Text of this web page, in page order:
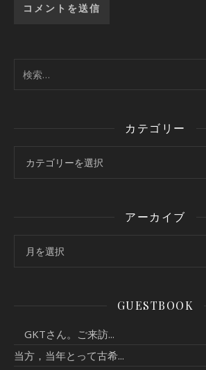
カテゴリー
アーカイブ
GUESTBOOK
GKTさん。ご来訪...
当方，当年とって古希...